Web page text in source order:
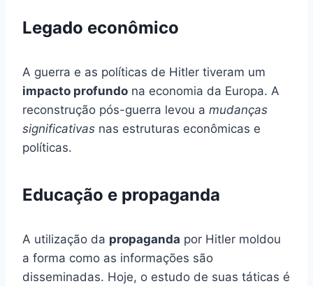
Legado econômico
A guerra e as políticas de Hitler tiveram um
impacto profundo na economia da Europa. A
reconstrução pós-guerra levou a mudanças
significativas nas estruturas econômicas e
políticas.
Educação e propaganda
A utilização da propaganda por Hitler moldou
a forma como as informações são
disseminadas. Hoje, o estudo de suas táticas é